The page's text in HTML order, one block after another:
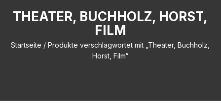
THEATER, BUCHHOLZ, HORST,
FILM
Startseite / Produkte verschlagwortet mit „Theater, Buchholz,
Horst, Film“